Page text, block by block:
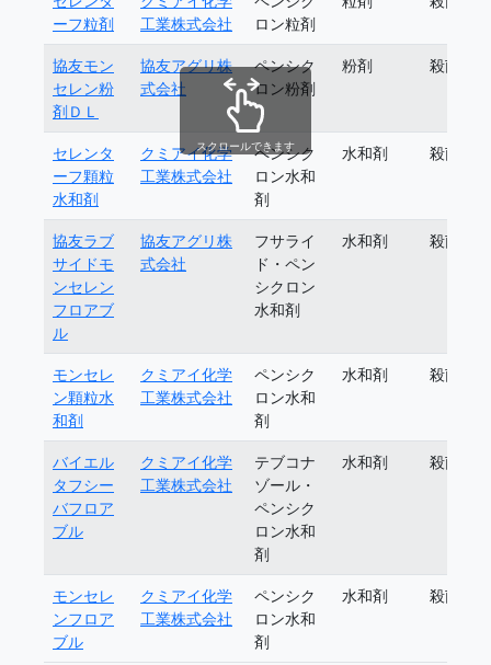
ーフ粒剤
工業株式会社
ロン粒剤
協友モン
セレン粉
剤ＤＬ
協友アグリ株
式会社
ペンシク
ロン粉剤
粉剤 殺菌剤
セレンタ
ーフ顆粒
水和剤
クミアイ化学
工業株式会社
ペンシク
ロン水和
剤
水和剤 殺菌剤
協友ラブ
サイドモ
ンセレン
フロアブ
ル
協友アグリ株
式会社
フサライ
ド・ペン
シクロン
水和剤
水和剤 殺菌剤
モンセレ
ン顆粒水
和剤
クミアイ化学
工業株式会社
ペンシク
ロン水和
剤
水和剤 殺菌剤
バイエル
タフシー
バフロア
ブル
クミアイ化学
工業株式会社
テブコナ
ゾール・
ペンシク
ロン水和
剤
水和剤 殺菌剤
モンセレ
ンフロア
ブル
クミアイ化学
工業株式会社
ペンシク
ロン水和
剤
水和剤 殺菌剤
スクロールできます